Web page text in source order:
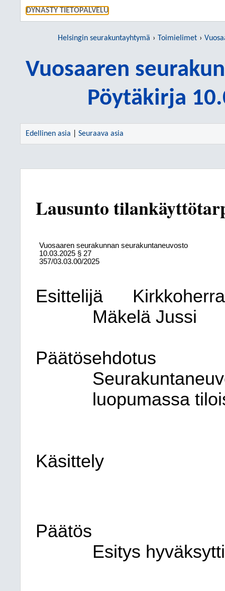
DYNASTY TIETOPALVELU
Helsingin seurakuntayhtymä Toimielimet
Vuosaaren
Pöytäkirja
Edellinen asia Seuraava asia
Lausunto
Vuosaaren seurakunnan seurakuntaneuvosto
10.03.2025 § 27
357/03.03.00/2025
Esittelijä
Mäkelä Jussi
Päätösehdotus
luopumassa
Käsittely
Päätös
Esitys